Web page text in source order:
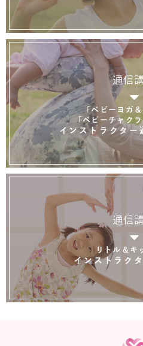
通信
「ベビーヨガ＆
「ベビーチャク
インストラクター
通信
リトル＆キ
インストラク